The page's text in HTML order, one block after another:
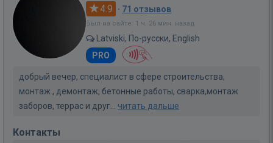
4.9 · 71 отзывов
Был на сайте: 1 ч. 26 мин. назад
Latviski, По-русски, English
PRO
добрый вечер, специалист в сфере строительства,
монтаж , демонтаж, бетонные работы, сварка,монтаж
заборов, террас и друг... читать дальше
Контакты